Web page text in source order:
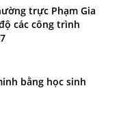
trực Phạm Gia
các công trình
bằng học sinh